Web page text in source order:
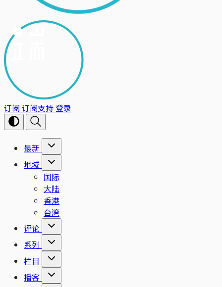
订阅 订阅支持登录
最新
地域
国际
大陆
香港
台湾
评论
系列
栏目
播客